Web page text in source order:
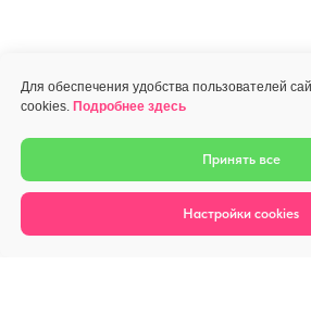
Для обеспечения удобства пользователей
cookies. Подробнее здесь
Принять все
Настройки cookies